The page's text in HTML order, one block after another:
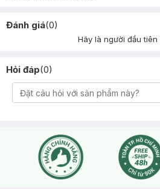
Đánh giá(0)
Hãy là người đầu tiên
Hỏi đáp(0)